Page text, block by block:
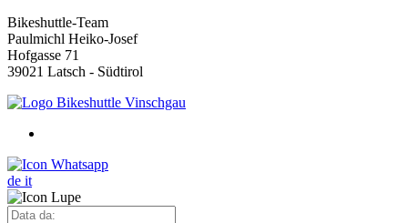
Bikeshuttle-Team
Paulmichl Heiko-Josef
Hofgasse 71
39021 Latsch - Südtirol
de it